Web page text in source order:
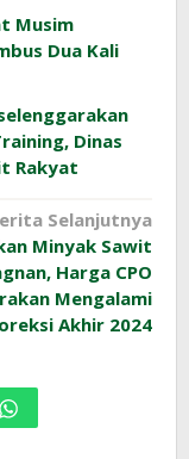
Musim
Dua Kali
Dinas
Rakyat
Selanjutnya
Minyak Sawit
Harga CPO
Mengalami
Akhir 2024